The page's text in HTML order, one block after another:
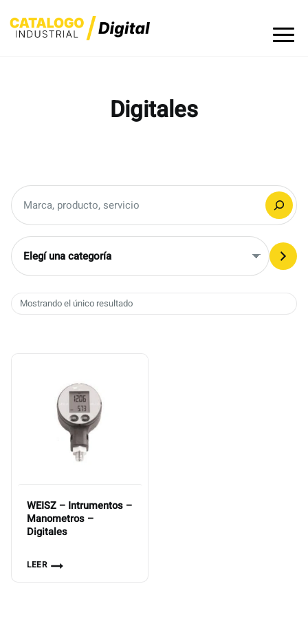
to
Digitales
Mostrando el único resultado
WEISZ – Intrumentos –
Manometros –
Digitales
LEER
Elegí
una
categoría